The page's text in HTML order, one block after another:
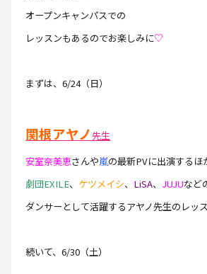
オープンキャンパスでの
レッスンもあるのでお楽しみに♡
まずは、6/24（日）
関根アヤノ先生
安室奈美恵さんや嵐の最新PVに出演するほ
劇団EXILE、 ケツメイシ、 LiSA、 JUJUなど
ダンサーとして活躍するアヤノ先生のレッ
続いて、6/30（土）